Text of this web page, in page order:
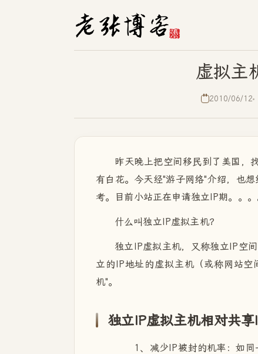
虚拟主
2010/06/12
昨天晚上把空间移民到了美国，
有白花。今天经"游子网络"介绍，也
考。目前小站正在申请独立IP期。。。
什么叫独立IP虚拟主机？
独立IP虚拟主机，又称独立IP空
立的IP地址的虚拟主机（或称网站
机"。
独立IP虚拟主机相对共享
1、减少IP被封的机率：如同